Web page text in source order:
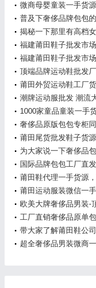
微商母婴童装一手货
普及下奢侈品牌包包
揭秘一下那里有高档
福建莆田鞋子批发市
了
福建莆田鞋子批发市
了
顶端品牌运动鞋批发
莆田外贸运动鞋工厂
潮牌运动服批发 潮流
廉
1000家童品童装一手
奢侈品原版包包专柜
莆田尾货批发鞋子货
为大家说一下奢侈品
国际品牌包包工厂直
莆田鞋代理一手货源
莆田运动服装微信一
销
欧美大牌奢侈品男装-
工厂直销奢侈品原单
带大家了解莆田鞋公
超全奢侈品男装微商